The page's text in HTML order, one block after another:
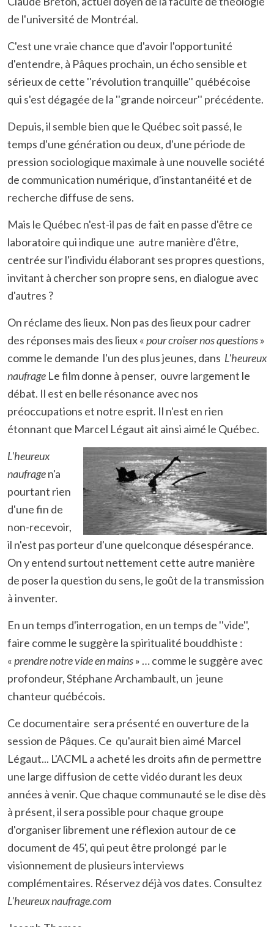
de l'université de Montréal.
C'est une vraie chance que d'avoir l'opportunité
d'entendre, à Pâques prochain, un écho sensible et
sérieux de cette ''révolution tranquille'' québécoise
qui s'est dégagée de la ''grande noirceur'' précédente.
Depuis, il semble bien que le Québec soit passé, le
temps d'une génération ou deux, d'une période de
pression sociologique maximale à une nouvelle société
de communication numérique, d'instantanéité et de
recherche diffuse de sens.
Mais le Québec n'est-il pas de fait en passe d'être ce
laboratoire qui indique une autre manière d'être,
centrée sur l'individu élaborant ses propres questions,
invitant à chercher son propre sens, en dialogue avec
d'autres ?
On réclame des lieux. Non pas des lieux pour cadrer
des réponses mais des lieux «pour croiser nos questions»
comme le demande l'un des plus jeunes, dans L'heureux
naufrage Le film donne à penser, ouvre largement le
débat. Il est en belle résonance avec nos
préoccupations et notre esprit. Il n'est en rien
étonnant que Marcel Légaut ait ainsi aimé le Québec.
L'heureux
naufragen'a
pourtant rien
d'une fin de
non-recevoir,
il n'est pas porteur d'une quelconque désespérance.
On y entend surtout nettement cette autre manière
de poser la question du sens, le goût de la transmission
à inventer.
En un temps d'interrogation, en un temps de ''vide'',
faire comme le suggère la spiritualité bouddhiste :
«prendre notre vide en mains» … comme le suggère avec
profondeur, Stéphane Archambault, un jeune
chanteur québécois.
Ce documentaire sera présenté en ouverture de la
session de Pâques. Ce qu'aurait bien aimé Marcel
Légaut... L'ACML a acheté les droits afin de permettre
une large diffusion de cette vidéo durant les deux
années à venir. Que chaque communauté se le dise dès
à présent, il sera possible pour chaque groupe
d'organiser librement une réflexion autour de ce
document de 45', qui peut être prolongé par le
visionnement de plusieurs interviews
complémentaires. Réservez déjà vos dates. Consultez
L'heureux naufrage.com